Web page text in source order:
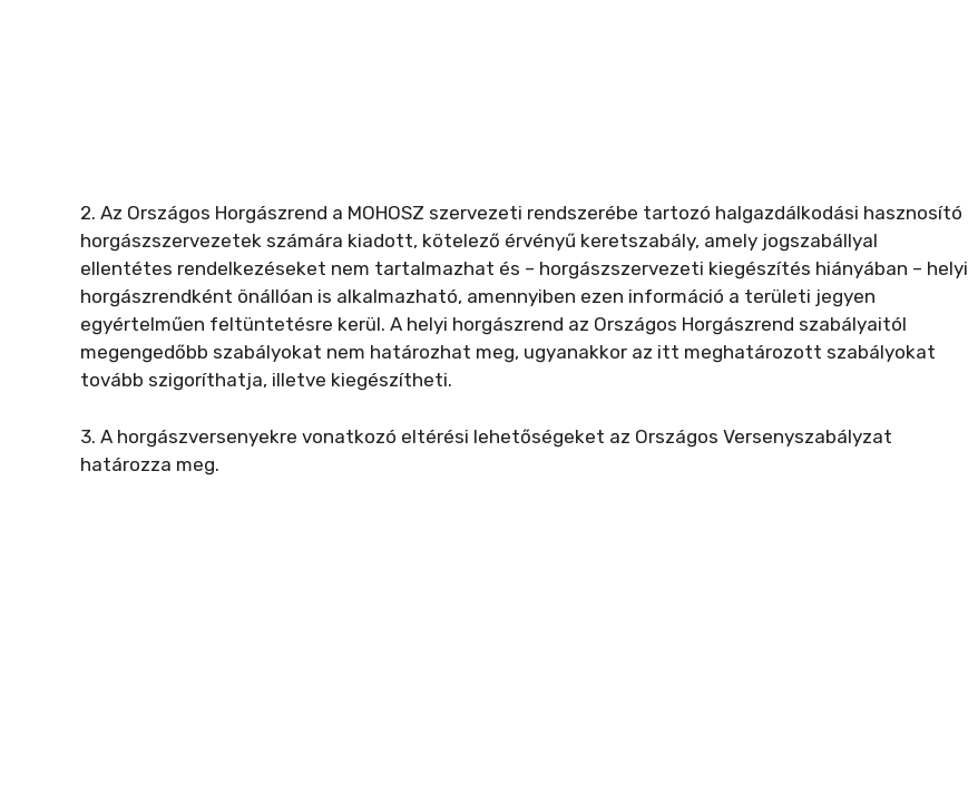
2. Az Országos Horgászrend a MOHOSZ szervezeti rendszerébe tartozó halgazdálkodási hasznosító
horgászszervezetek számára kiadott, kötelező érvényű keretszabály, amely jogszabállyal
ellentétes rendelkezéseket nem tartalmazhat és – horgászszervezeti kiegészítés hiányában – helyi
horgászrendként önállóan is alkalmazható, amennyiben ezen információ a területi jegyen
egyértelműen feltüntetésre kerül. A helyi horgászrend az Országos Horgászrend szabályaitól
megengedőbb szabályokat nem határozhat meg, ugyanakkor az itt meghatározott szabályokat
tovább szigoríthatja, illetve kiegészítheti.
3. A horgászversenyekre vonatkozó eltérési lehetőségeket az Országos Versenyszabályzat
határozza meg.